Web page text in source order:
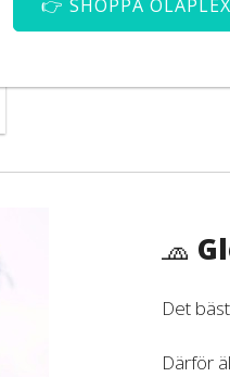
👉 SHOPPA
🧢
Det
Därför